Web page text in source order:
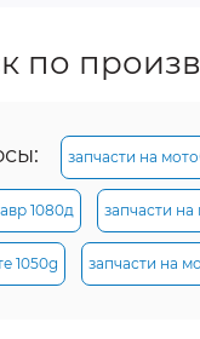
по
запчасти на
1080д запчасти
1050g запчасти на